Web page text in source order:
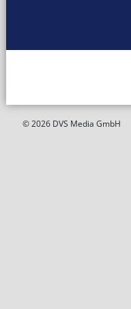
© 2026 DVS Media GmbH